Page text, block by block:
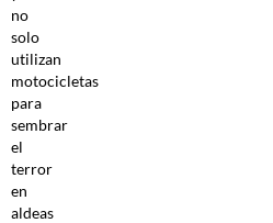
no
solo
utilizan
motocicletas
para
sembrar
el
terror
en
aldeas